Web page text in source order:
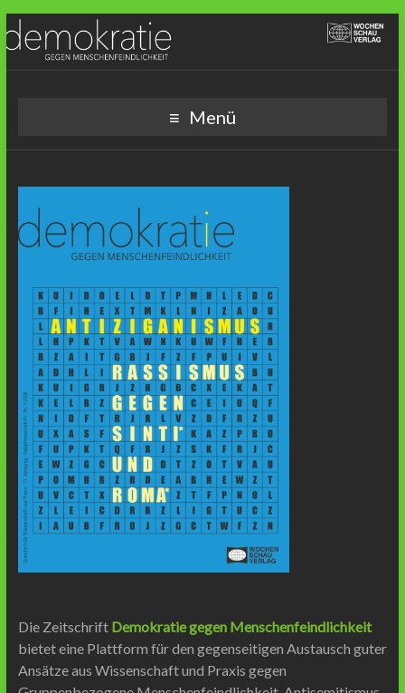
Demokratie gegen
Menschenfeindlichkeit
Menü
Die Zeitschrift Demokratie gegen Menschenfeindlichkeit
bietet eine Plattform für den gegenseitigen Austausch guter
Ansätze aus Wissenschaft und Praxis gegen